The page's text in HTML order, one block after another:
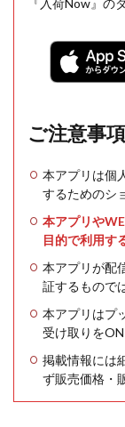
『入荷Now』の
ご注意事項
本アプリは個
するためのシ
本アプリや
目的で利用す
本アプリが配
証するもので
本アプリはプ
受け取りをON
掲載情報には
ず販売価格・